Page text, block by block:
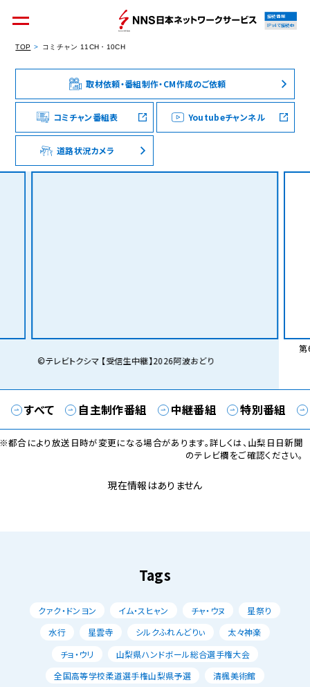
個人のお客様 集合住宅オーナーの方
法人のお客様 料金シミュレーション
接続情報
IPv4で接続中
TOP コミチャン 11CH・10CH
取材依頼・番組制作・CM作成のご依頼
コミチャン番組表 Youtubeチャンネル
道路状況カメラ
©テレビトクシマ 【受信生中継】2026阿波おどり
第
すべて 自主制作番組 中継番組 特別番組
都合により放送日時が変更になる場合があります。詳しくは、山梨日日新聞
のテレビ欄をご確認ください。
現在情報はありません
Tags
クァク・ドンヨン イム・スヒャン チャ・ウヌ
星祭り
水行
星雲寺 シルクふれんどりぃ
太々神楽
チョ・ウリ
山梨県ハンドボール総合選手権大会
全国高等学校柔道選手権山梨県予選
清楓美術館